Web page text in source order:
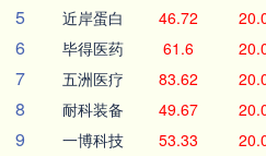
5 近岸蛋白 46.72
6 毕得医药 61.6
7 五洲医疗 83.62
8 耐科装备 49.67
9 一博科技 53.33